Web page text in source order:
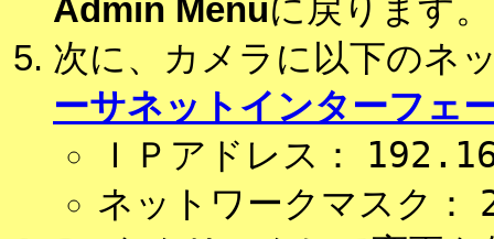
Admin Menuに戻ります。
次に、カメラに以下のネ
ーサネットインターフェ
ＩＰアドレス：
ネットワークマスク：